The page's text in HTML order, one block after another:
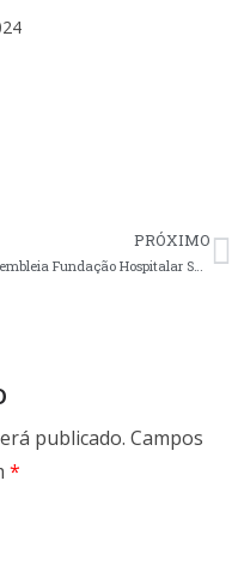
PRÓXIMO
Assembleia Fundação Hospitalar Santa Terezinha de Erechim
publicado. Campos
*